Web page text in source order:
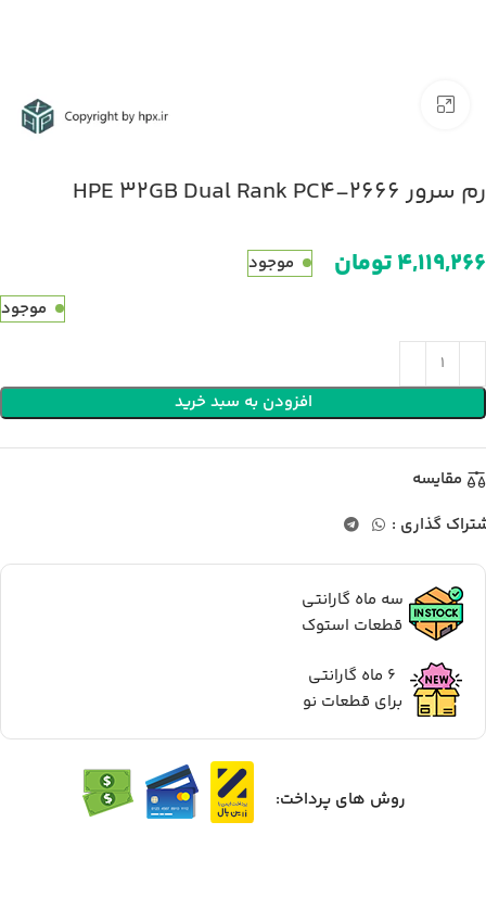
رم سرور HPE 32GB Dual Rank PC4-2666
تومان
موجود
موجود
افزودن به سبد خرید
مقایسه
گذاری :
سه ماه گارانتی
قطعات استوک
6 ماه گارانتی
برای قطعات نو
روش های پرداخت: